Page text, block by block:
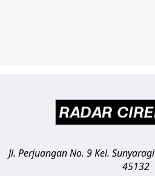
Jl. Perjuangan No. 9 Kel. Sunyaragi
45132